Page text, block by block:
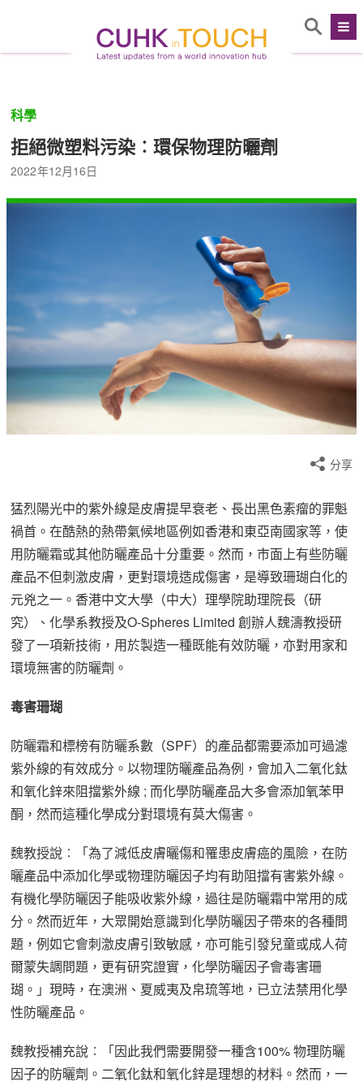
科學
拒絕微塑料污染︰環保物理防曬劑
2022年12月16日
分享
猛烈陽光中的紫外線是皮膚提早衰老、長出黑色素瘤的罪魁
禍首。在酷熱的熱帶氣候地區例如香港和東亞南國家等，使
用防曬霜或其他防曬產品十分重要。然而，市面上有些防曬
產品不但刺激皮膚，更對環境造成傷害，是導致珊瑚白化的
元兇之一。香港中文大學（中大）理學院助理院長（研
究）、化學系教授及O-Spheres Limited 創辦人魏濤教授研
發了一項新技術，用於製造一種既能有效防曬，亦對用家和
環境無害的防曬劑。
毒害珊瑚
防曬霜和標榜有防曬系數（SPF）的產品都需要添加可過濾
紫外線的有效成分。以物理防曬產品為例，會加入二氧化鈦
和氧化鋅來阻擋紫外線 ; 而化學防曬產品大多會添加氧苯甲
酮，然而這種化學成分對環境有莫大傷害。
魏教授說︰「為了減低皮膚曬傷和罹患皮膚癌的風險，在防
曬產品中添加化學或物理防曬因子均有助阻擋有害紫外線。
有機化學防曬因子能吸收紫外線，過往是防曬霜中常用的成
分。然而近年，大眾開始意識到化學防曬因子帶來的各種問
題，例如它會刺激皮膚引致敏感，亦可能引發兒童或成人荷
爾蒙失調問題，更有研究證實，化學防曬因子會毒害珊
瑚。」現時，在澳洲、夏威夷及帛琉等地，已立法禁用化學
性防曬產品。
魏教授補充說︰「因此我們需要開發一種含100% 物理防曬
因子的防曬劑。二氧化鈦和氧化鋅是理想的材料。然而，一